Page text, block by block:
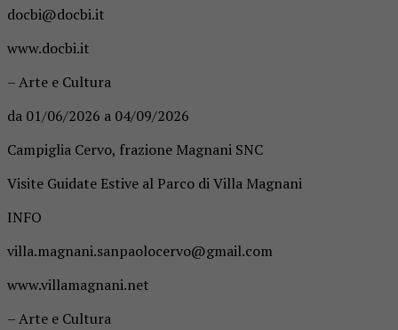
docbi@docbi.it
www.docbi.it
– Arte e Cultura
da 01/06/2026 a 04/09/2026
Campiglia Cervo, frazione Magnani SNC
Visite Guidate Estive al Parco di Villa Magnani
INFO
villa.magnani.sanpaolocervo@gmail.com
www.villamagnani.net
– Arte e Cultura